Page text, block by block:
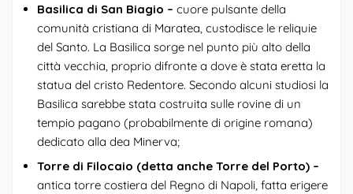
Basilica di San Biagio – cuore pulsante della
comunità cristiana di Maratea, custodisce le reliquie
del Santo. La Basilica sorge nel punto più alto della
città vecchia, proprio difronte a dove è stata eretta la
statua del cristo Redentore. Secondo alcuni studiosi la
Basilica sarebbe stata costruita sulle rovine di un
tempio pagano (probabilmente di origine romana)
dedicato alla dea Minerva;
Torre di Filocaio (detta anche Torre del Porto) –
antica torre costiera del Regno di Napoli, fatta erigere